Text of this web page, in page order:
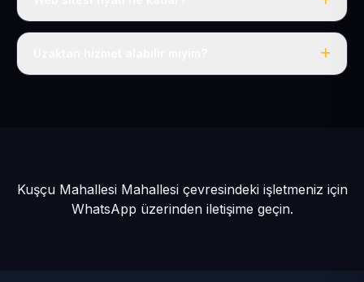
Tek fiyat: yılda 50 USD + KDV, her şey dahil.
Kuşçu Mahallesi Mahallesi çevresindeki işletmeniz için
WhatsApp üzerinden iletişime geçin.